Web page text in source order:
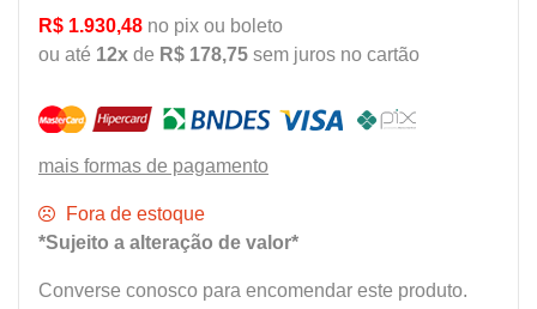
R$ 1.930,48 no pix ou boleto
ou até 12x de R$ 178,75 sem juros no cartão
mais formas de pagamento
Fora de estoque
*Sujeito a alteração de valor*
Converse conosco para encomendar este produto.